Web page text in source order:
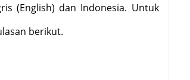
(English) dan Indonesia. Untuk
berikut.